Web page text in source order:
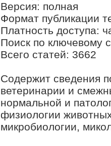
Версия: полная
Формат публикации
Платность доступа:
Поиск по ключевому
Всего статей: 3662
Содержит сведения
ветеринарии и
нормальной и
физиологии
микробиологии,